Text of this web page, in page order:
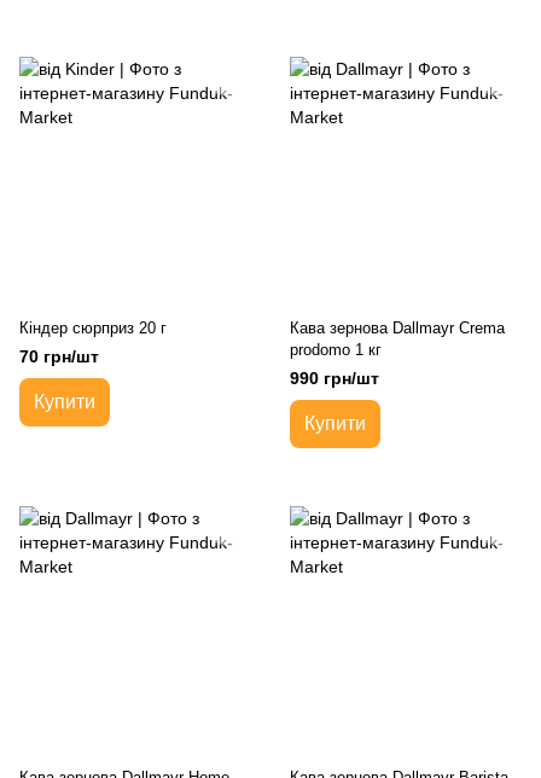
Кіндер сюрприз 20 г
70 грн/шт
Купити
Кава зернова Dallmayr Crema
prodomo 1 кг
990 грн/шт
Купити